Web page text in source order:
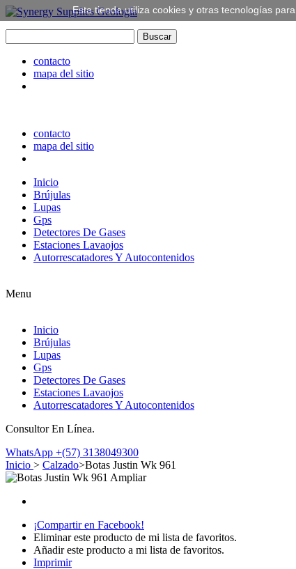
contacto
mapa del sitio
contacto
mapa del sitio
Inicio
Brújulas
Lupas
Gps
Detectores De Gases
Estaciones Lavaojos
Autorrescatadores Y Autocontenidos
Menu
Inicio
Brújulas
Lupas
Gps
Detectores De Gases
Estaciones Lavaojos
Autorrescatadores Y Autocontenidos
Consultor En Línea.
WhatsApp +(57) 3138049300
Inicio > Calzado>Botas Justin Wk 961
Ampliar
¡Compartir en Facebook!
Eliminar este producto de mi lista de favoritos.
Añadir este producto a mi lista de favoritos.
Imprimir
Esta tienda utiliza cookies y otras tecnologías